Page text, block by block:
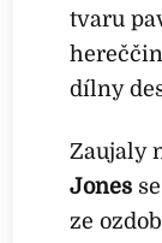
tvaru
dílny
Zaujaly
Jones
ze